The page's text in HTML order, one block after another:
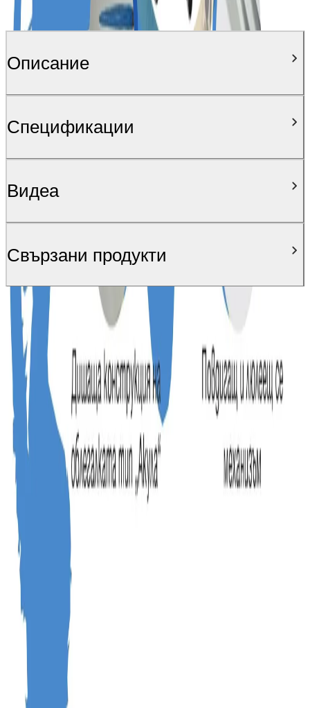
Описание
Спецификации
Видеa
Свързани продукти